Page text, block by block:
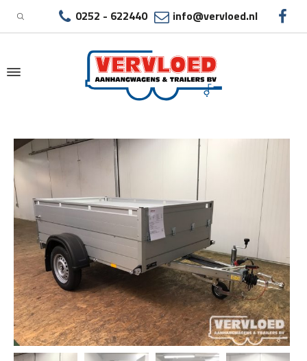
0252 - 622440 info@vervloed.nl